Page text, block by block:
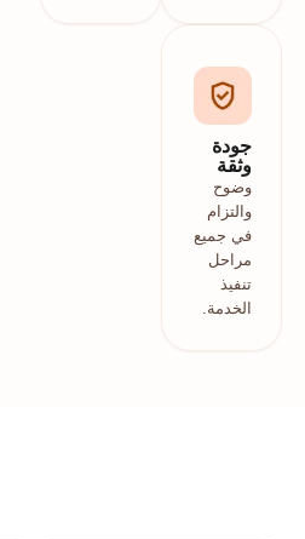
جودة
وثقة
وضوح
والتزام
في جميع
مراحل
تنفيذ
الخدمة.